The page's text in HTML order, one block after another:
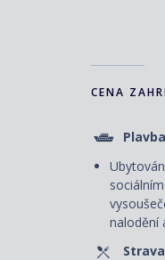
CENA
nalodění